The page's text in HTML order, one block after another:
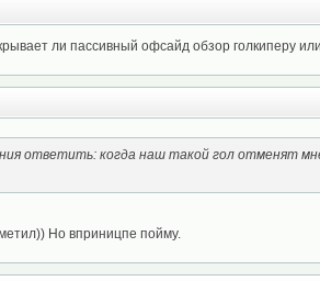
ли пассивный офсайд обзор голкиперу
ответить: когда наш такой гол отменят
Но вприницпе пойму.